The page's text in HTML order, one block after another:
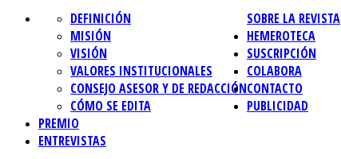
SOBRE LA REVISTA
DEFINICIÓN
MISIÓN
VISIÓN
VALORES INSTITUCIONALES
CONSEJO ASESOR Y DE REDACCIÓN
CÓMO SE EDITA
HEMEROTECA
SUSCRIPCIÓN
COLABORA
CONTACTO
PUBLICIDAD
PREMIO
ENTREVISTAS